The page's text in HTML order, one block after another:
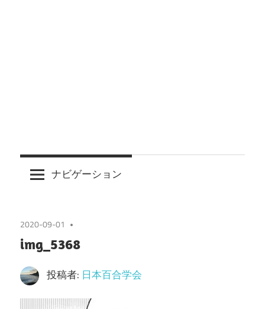
ナビゲーション
2020-09-01
img_5368
投稿者: 日本百合学会